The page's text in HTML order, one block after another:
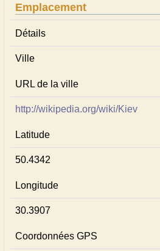
Emplacement
Détails
Ville
URL de la ville
http://wikipedia.org/wiki/Kiev
Latitude
50.4342
Longitude
30.3907
Coordonnées GPS